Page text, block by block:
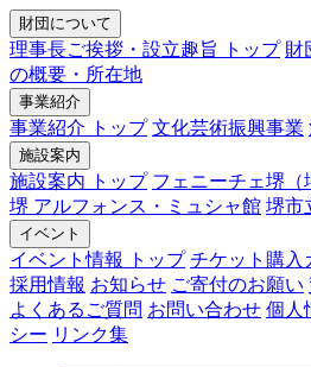
財団について
理事長ご挨拶・設立趣旨 トップ 財
の概要・所在地
事業紹介
事業紹介 トップ 文化芸術振興事業
施設案内
施設案内 トップ フェニーチェ堺（
堺 アルフォンス・ミュシャ館 堺市
イベント
イベント情報 トップ チケット購入
採用情報 お知らせ ご寄付のお願い
よくあるご質問 お問い合わせ 個人
シー リンク集